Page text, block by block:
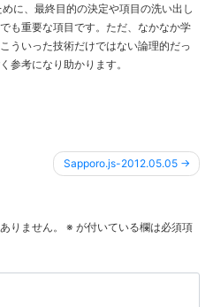
に、最終目的の決定や項目の洗い出し
も重要な項目です。ただ、なかなか学
ういった技術だけではない論理的だっ
参考になり助かります。
Sapporo.js-2012.05.05
りません。 ※ が付いている欄は必須項